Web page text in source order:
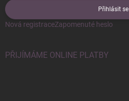
Přihlásit se
Nová registraceZapomenuté heslo
PŘIJÍMÁME ONLINE PLATBY